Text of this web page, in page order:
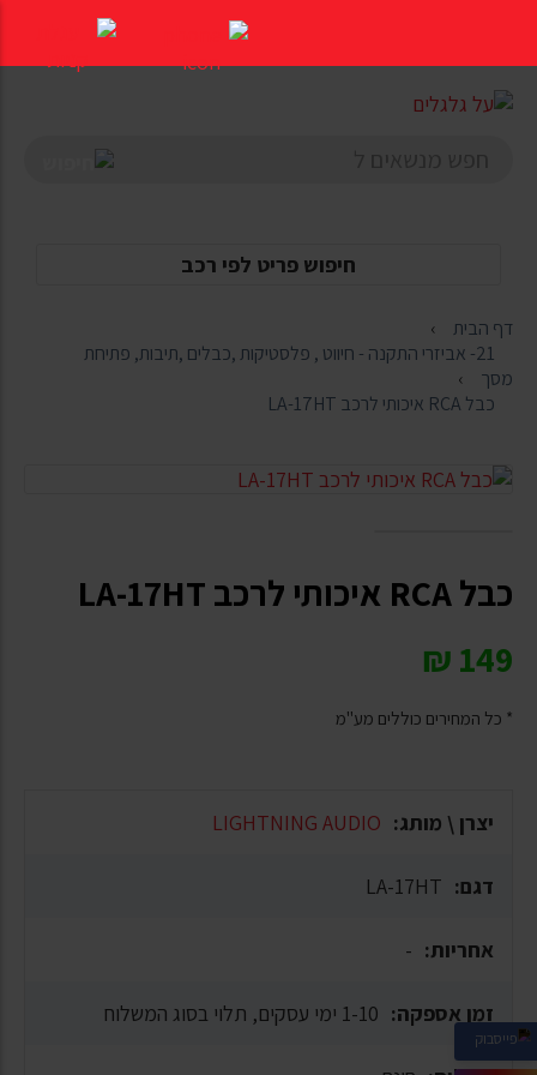
העמוד
חיפוש פריט לפי רכב
דף הבית
21- אביזרי התקנה - חיווט , פלסטיקות ,כבלים ,תיבות, פתיחת
מסך
כבל RCA איכותי לרכב LA-17HT
כבל RCA איכותי לרכב LA-17HT
149
₪
* כל המחירים כוללים מע"מ
יצרן \ מותג: LIGHTNING AUDIO
דגם: LA-17HT
אחריות: -
זמן אספקה: 1-10 ימי עסקים, תלוי בסוג המשלוח